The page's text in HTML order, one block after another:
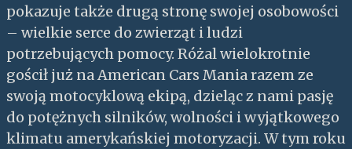
pokazuje także drugą stronę swojej osobowości
– wielkie serce do zwierząt i ludzi
potrzebujących pomocy. Różal wielokrotnie
gościł już na American Cars Mania razem ze
swoją motocyklową ekipą, dzieląc z nami pasję
do potężnych silników, wolności i wyjątkowego
klimatu amerykańskiej motoryzacji. W tym roku